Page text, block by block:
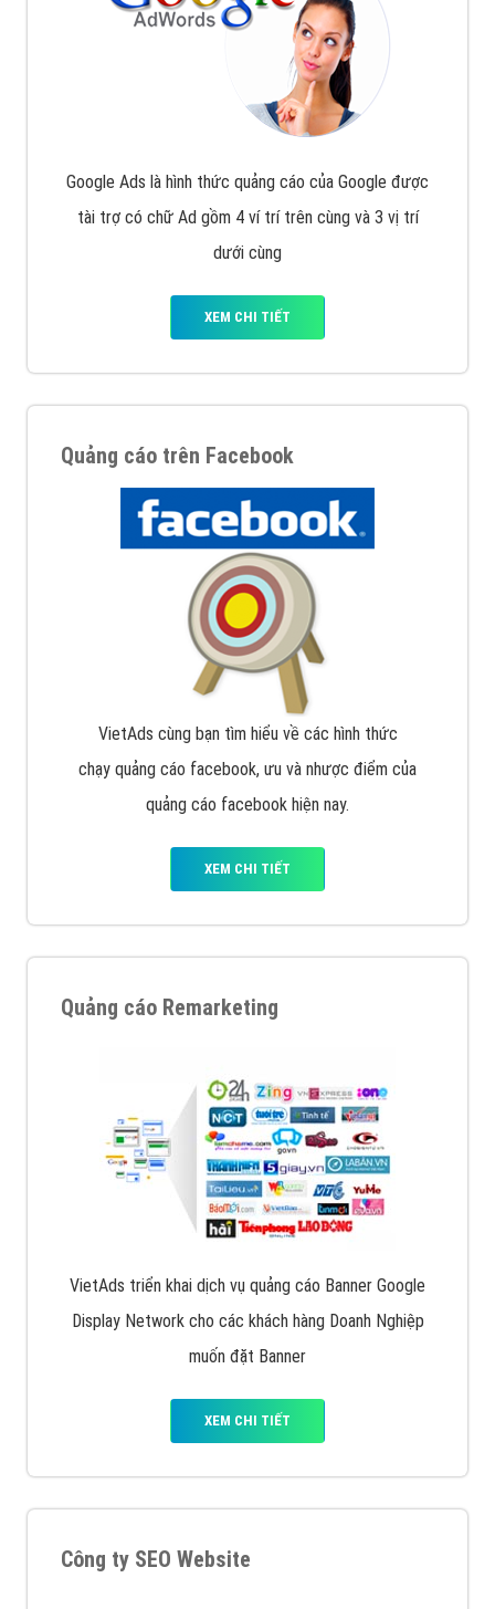
Google Ads là hình thức quảng cáo của Google được
tài trợ có chữ Ad gồm 4 ví trí trên cùng và 3 vị trí
dưới cùng
XEM CHI TIẾT
Quảng cáo trên Facebook
VietAds cùng bạn tìm hiểu về các hình thức
chạy quảng cáo facebook, ưu và nhược điểm của
quảng cáo facebook hiện nay.
XEM CHI TIẾT
Quảng cáo Remarketing
VietAds triển khai dịch vụ quảng cáo Banner Google
Display Network cho các khách hàng Doanh Nghiệp
muốn đặt Banner
XEM CHI TIẾT
Công ty SEO Website